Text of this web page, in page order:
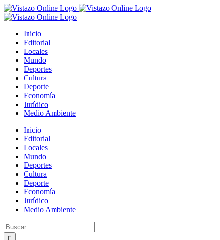
Saltar
al
Inicio
Editorial
Locales
Mundo
Deportes
Cultura
Deporte
Economía
Jurídico
Medio Ambiente
Inicio
Editorial
Locales
Mundo
Deportes
Cultura
Deporte
Economía
Jurídico
Medio Ambiente
Buscar: